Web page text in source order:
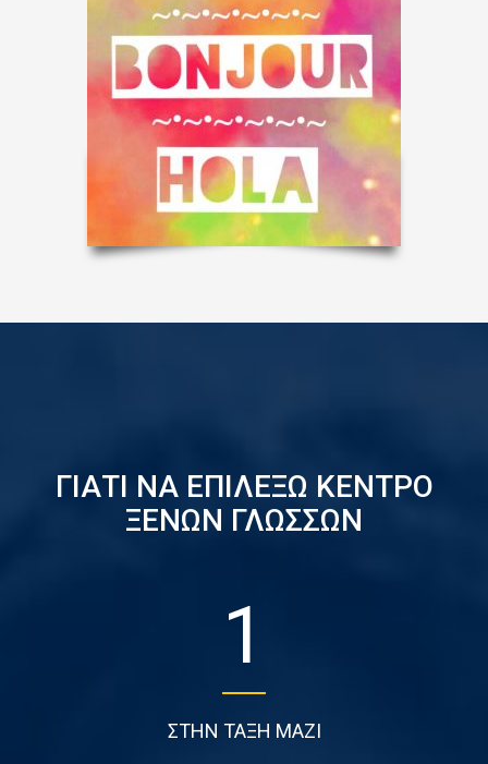
ΓΙΑΤΙ ΝΑ ΕΠΙΛΕΞΩ ΚΕΝΤΡΟ
ΞΕΝΩΝ ΓΛΩΣΣΩΝ
1
ΣΤΗΝ ΤΑΞΗ ΜΑΖΙ